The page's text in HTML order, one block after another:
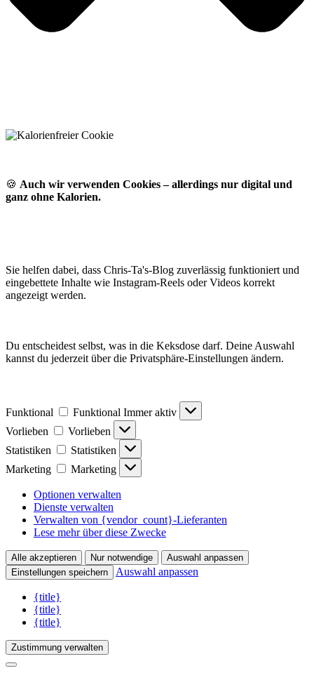
🍪 Auch wir verwenden Cookies – allerdings nur digital und
ganz ohne Kalorien.
Sie helfen dabei, dass Chris-Ta's-Blog zuverlässig funktioniert und
eingebettete Inhalte wie Instagram-Reels oder Videos korrekt
angezeigt werden.
Du entscheidest selbst, was in die Keksdose darf. Deine Auswahl
kannst du jederzeit über die Privatsphäre-Einstellungen ändern.
Funktional Funktional Immer aktiv
Vorlieben
Vorlieben
Statistiken
Statistiken
Marketing
Marketing
Optionen verwalten
Dienste verwalten
Verwalten von {vendor_count}-Lieferanten
Lese mehr über diese Zwecke
Alle akzeptieren Nur notwendige
Auswahl anpassen
Einstellungen speichern
Auswahl anpassen
{title}
{title}
{title}
Zustimmung verwalten